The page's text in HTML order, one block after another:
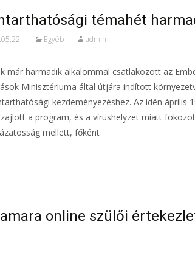
témahét
Egyéb admin
már harmadik alkalommal csatlakozott az
Minisztériuma által útjára indított
kezdeményezéshez. Az idén április
a program, és a vírushelyzet miatt
mellett, főként
online szülői